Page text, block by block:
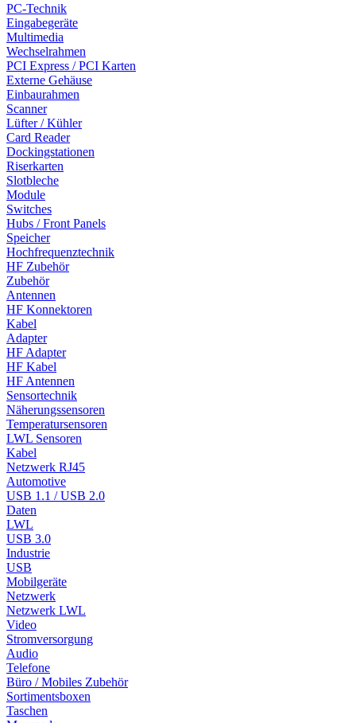
PC-Technik
Eingabegeräte
Multimedia
Wechselrahmen
PCI Express / PCI Karten
Externe Gehäuse
Einbaurahmen
Scanner
Lüfter / Kühler
Card Reader
Dockingstationen
Riserkarten
Slotbleche
Module
Switches
Hubs / Front Panels
Speicher
Hochfrequenztechnik
HF Zubehör
Zubehör
Antennen
HF Konnektoren
Kabel
Adapter
HF Adapter
HF Kabel
HF Antennen
Sensortechnik
Näherungssensoren
Temperatursensoren
LWL Sensoren
Kabel
Netzwerk RJ45
Automotive
USB 1.1 / USB 2.0
Daten
LWL
USB 3.0
Industrie
USB
Mobilgeräte
Netzwerk
Netzwerk LWL
Video
Stromversorgung
Audio
Telefone
Büro / Mobiles Zubehör
Sortimentsboxen
Taschen